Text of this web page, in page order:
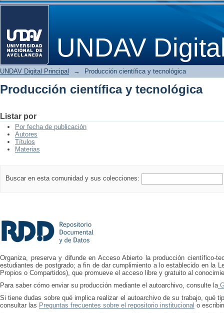
UNDAV
Producción científica y tecnológica
UNDAV Digital Principal → Producción científica y tecnológica
Producción científica y tecnológica
Listar por
Por fecha de publicación
Autores
Títulos
Materias
Buscar en esta comunidad y sus colecciones:
Organiza, preserva y difunde en Acceso Abierto la producción científico-
estudiantes de postgrado; a fin de dar cumplimiento a lo establecido en la
Propios o Compartidos), que promueve el acceso libre y gratuito al
Para saber cómo enviar su producción mediante el autoarchivo, consulte la
Si tiene dudas sobre qué implica realizar el autoarchivo de su trabajo, qué
consultar las Preguntas frecuentes sobre el repositorio institucional o